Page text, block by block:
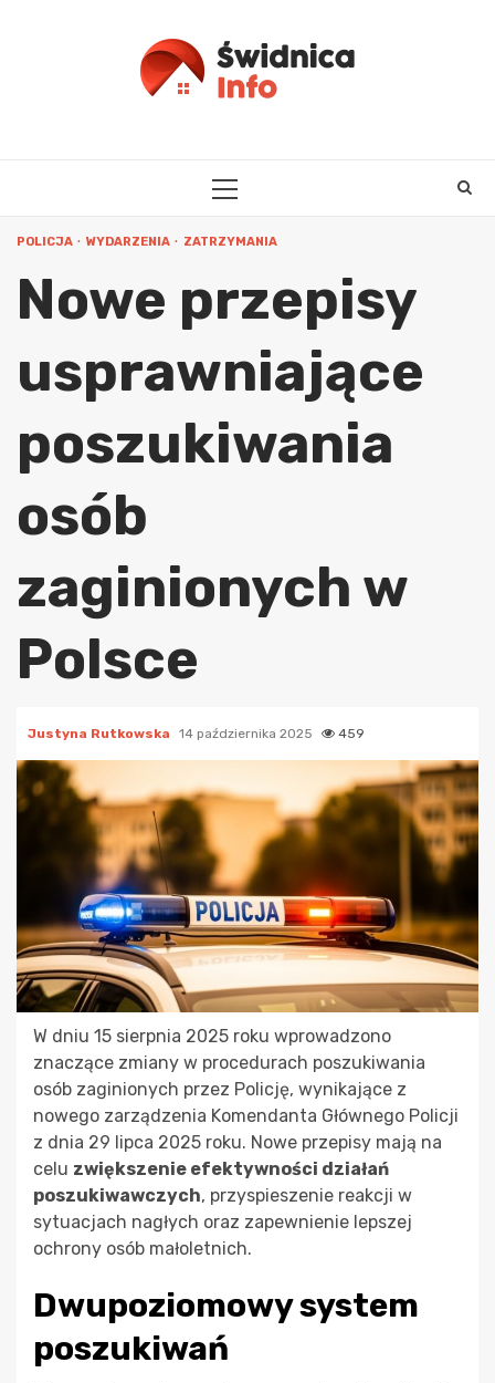
PRIMARY
POLICJA WYDARZENIA ZATRZYMANIA
Nowe przepisy
usprawniające
poszukiwania
osób
zaginionych w
Polsce
Justyna Rutkowska 14 października 2025 459
W dniu 15 sierpnia 2025 roku wprowadzono
znaczące zmiany w procedurach poszukiwania
osób zaginionych przez Policję, wynikające z
nowego zarządzenia Komendanta Głównego Policji
z dnia 29 lipca 2025 roku. Nowe przepisy mają na
celu zwiększenie efektywności działań
poszukiwawczych, przyspieszenie reakcji w
sytuacjach nagłych oraz zapewnienie lepszej
ochrony osób małoletnich.
Dwupoziomowy system
poszukiwań